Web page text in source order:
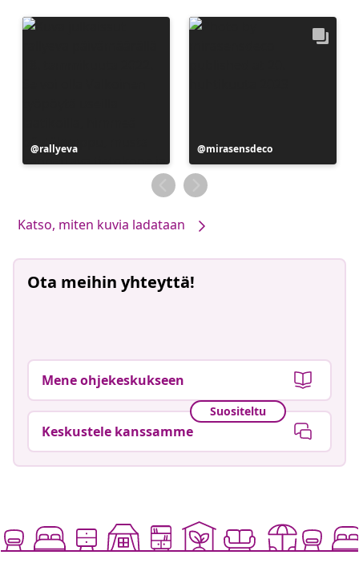
Julkaissut
rallyeva Julkaissut
mirasensdeco
Katso, miten kuvia ladataan
Ota meihin yhteyttä!
Mene ohjekeskukseen
Suositeltu
Keskustele kanssamme